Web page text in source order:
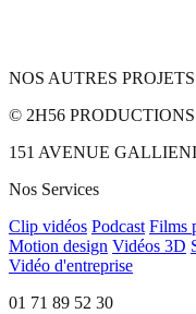
NOS AUTRES PROJETS
© 2H56 PRODUCTIONS
151 AVENUE
Nos Services
Clip vidéos Podcast Films
Motion design Vidéos 3D
Vidéo d'entreprise
01 71 89 52 30